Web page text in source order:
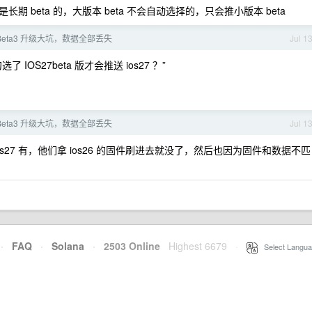
长期 beta 的，大版本 beta 不会自动选择的，只会推小版本 beta
Jul 13
升级大坑，数据全部丢失
了 IOS27beta 版才会推送 ios27 ？”
Jul 13
升级大坑，数据全部丢失
有，他们拿 ios26 的固件刷进去就没了，然后也因为固件和数据不匹
· FAQ · Solana · 2503 Online Highest 6679 Select